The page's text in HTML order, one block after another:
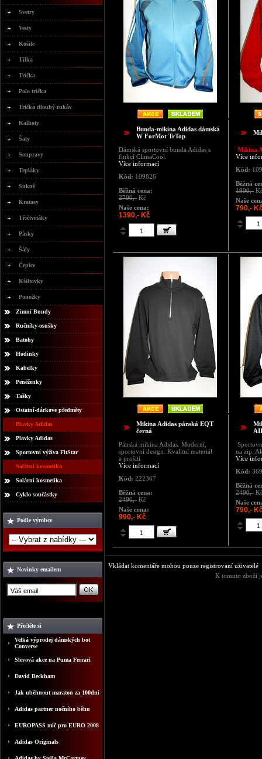
Svetry
Vesty
Košile
Tílka
Trička
Polo trička
Trička dlouhý rukáv
Kalhoty
Šaty
Soupravy
Tepláky
Sukně
Kratasy
Třičtvrtáky
Pásky
Šály
Čepice
Kšiltovky
Ponožky
Zimní Bundy
Ručníky-osušky
Batohy
Hodinky
Kabelky
Peněženky
Tašky
Ostatní-dárkove předměty
Plavky Adidas
Plavky Adidas
Sportovní výživa FitStar
Solární kosmetika
Solární kosmetika
Cyklo součástky
Podle výrobce
Novinky emailem
Přečtěte si
Velká výprodej dámských bot
Converse
Slevová akce na Puma Ferrari
David Beckham
Jak uběhnout maraton za 100dní
Adidas partner nočního běhu
EUROPASS mič pro EURO 2008
Adidas Originals
Bunda-mikina Adidas dámská
W ForMot TrTop
Dámská sportovní bunda Adidas s
finkcí ClimaCool.
Více informací
Kód: 109826
Běžná cena:
2790,- Kč
Naše cena:
1390,- Kč
Mikina
Více
Kód:
Běžná
1990,-
Naše
790,-
Mikina Adidas pánská EQT
černá
Pánská mikina Adidas. Moderní,
sportovní design. Kvalitní materiál
a prošití.
Více informací
Kód: 222367
Běžná cena:
2490,- Kč
Naše cena:
990,- Kč
na zip.
Více
Kód:
Běžná
2490,-
Naše
790,-
Vkládat komentáře mohou pouze registrovaní uživatelé
K tomuto zboží